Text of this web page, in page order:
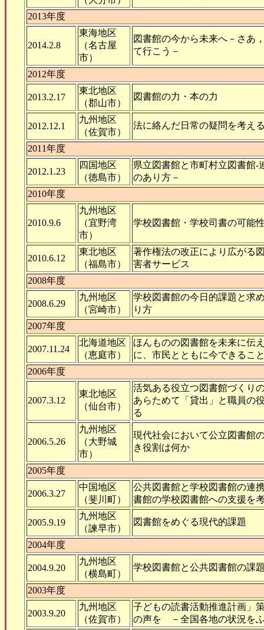
2013年度
2014.2.8
東海地区
（名古屋
市）
図書館の今から未来へ－さあ
て行こう－
2012年度
2013.2.17
東北地区
（郡山市）
図書館の力・本の力
2012.12.1
九州地区
（佐賀市）
法に絡んだ日常の疑問を考え
2011年度
2012.1.23
四国地区
（徳島市）
県立図書館と市町村立図書館-
のあり方－
2010年度
2010.9.6
九州地区
（宜野湾
市）
学校図書館・学校司書の可能
2010.6.12
東北地区
（福島市）
著作権法の改正により広がる
害者サービス
2008年度
2008.6.29
九州地区
（宮崎市）
学校図書館の今日的課題と求
り方
2007年度
2007.11.24
北海道地区
（恵庭市）
ほんものの図書館を未来に伝
に、市民とともに今できるこ
2006年度
2007.3.12
東北地区
（仙台市）
活気ある役立つ図書館づくり
あらためて「貸出」と職員の
る
2006.5.26
九州地区
（大野城
市）
現代社会において公立図書館
き役割は何か
2005年度
2006.3.27
中国地区
（斐川町）
公共図書館と学校図書館の連
書館の学校図書館への支援を
2005.9.19
九州地区
（諫早市）
図書館をめぐる現代的課題
2004年度
2004.9.20
九州地区
（横島町）
学校図書館と公共図書館の課
2003年度
2003.9.20
九州地区
（佐賀市）
子どもの読書活動推進計画」
の声を －全国各地の状況を